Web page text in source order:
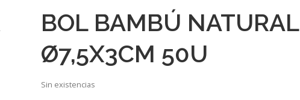
BOL BAMBÚ NATURAL
Ø7,5X3CM 50U
Sin existencias